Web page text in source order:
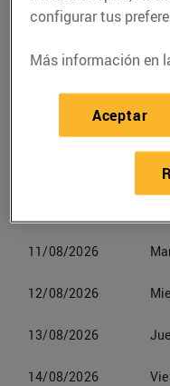
Horarios
08/08/2026
11/08/2026
12/08/2026
13/08/2026
14/08/2026
configurar tus
Más información en
Aceptar